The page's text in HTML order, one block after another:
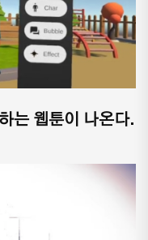
는 웹툰이 나온다.